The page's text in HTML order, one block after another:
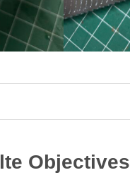
Objectives